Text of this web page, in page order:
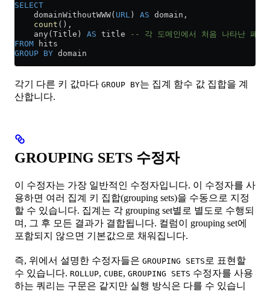
SELECT
    domainWithoutWWW(
URL ) AS domain,
    count
(),
    any(Title)
AS title
-- 각 도메인에서 처음 나타난 페이
FROM hits
GROUP BY domain
각기 다른 키 값마다 GROUP BY는 집계 함수 값 집합을 계
산합니다.
GROUPING SETS 수정자
이 수정자는 가장 일반적인 수정자입니다. 이 수정자를 사
용하면 여러 집계 키 집합(grouping sets)을 수동으로 지정
할 수 있습니다. 집계는 각 grouping set별로 별도로 수행되
며, 그 후 모든 결과가 결합됩니다. 컬럼이 grouping set에
포함되지 않으면 기본값으로 채워집니다.
즉, 위에서 설명한 수정자들은 GROUPING SETS 로 표현할
수 있습니다. ROLLUP, CUBE, GROUPING SETS 수정자를 사용
하는 쿼리는 구문은 같지만 실행 방식은 다를 수 있습니